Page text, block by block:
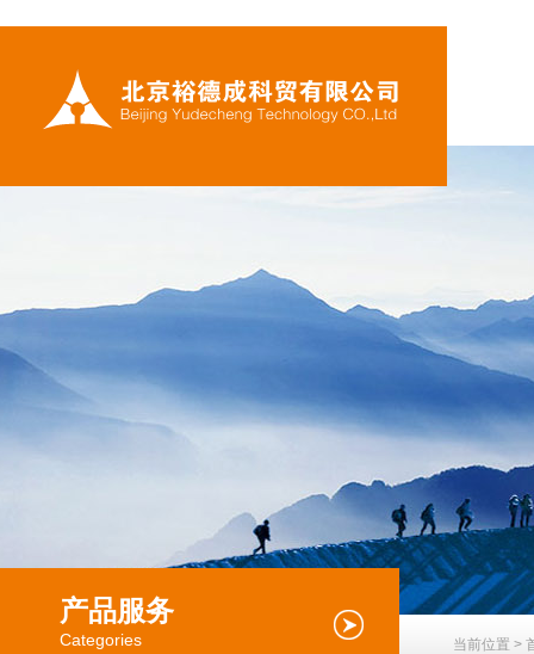
产品服务
Categories 当前位置 >